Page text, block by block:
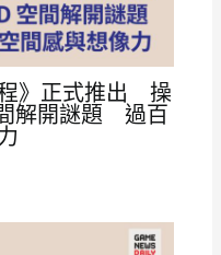
》正式推出 操
解開謎題 過百